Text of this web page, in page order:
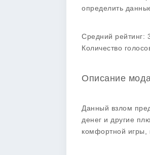
определить
Средний рейтинг:
Количество
Описание
Данный взлом
денег и другие
комфортной игры,